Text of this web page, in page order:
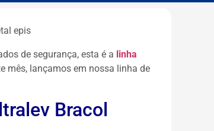
de segurança, esta é a linha
mês, lançamos em nossa linha de
Bracol